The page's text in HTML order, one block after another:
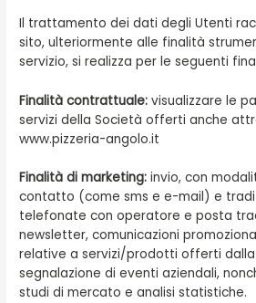
Il trattamento dei dati degli Utenti
sito, ulteriormente alle finalità
servizio, si realizza per le seguenti
Finalità contrattuale: visualizzare le
servizi della Società offerti anche
www.pizzeria-angolo.it
Finalità di marketing: invio, con
contatto (come sms e e-mail) e
telefonate con operatore e posta
newsletter, comunicazioni
relative a servizi/prodotti offerti
segnalazione di eventi aziendali,
studi di mercato e analisi statistiche.